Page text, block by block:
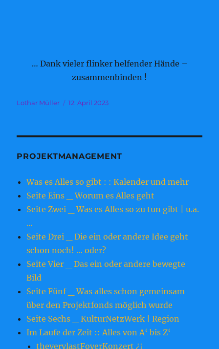
… Dank vieler flinker helfender Hände –
zusammenbinden !
Autor
Lothar Müller
Veröffentlicht
12. April 2023
PROJEKTMANAGEMENT
Was es Alles so gibt : : Kalender und mehr
Seite Eins _ Worum es Alles geht
Seite Zwei _ Was es Alles so zu tun gibt | u.a.
…
Seite Drei _ Die ein oder andere Idee geht
schon noch! … oder?
Seite Vier _ Das ein oder andere bewegte
Bild
Seite Fünf _ Was alles schon gemeinsam
über den Projektfonds möglich wurde
Seite Sechs _ KulturNetzWerk | Region
Im Laufe der Zeit :: Alles von A‘ bis Z‘
theverylastFoyerKonzert ¿¡